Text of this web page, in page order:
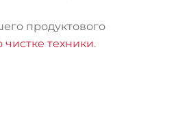
продуктового
техники.